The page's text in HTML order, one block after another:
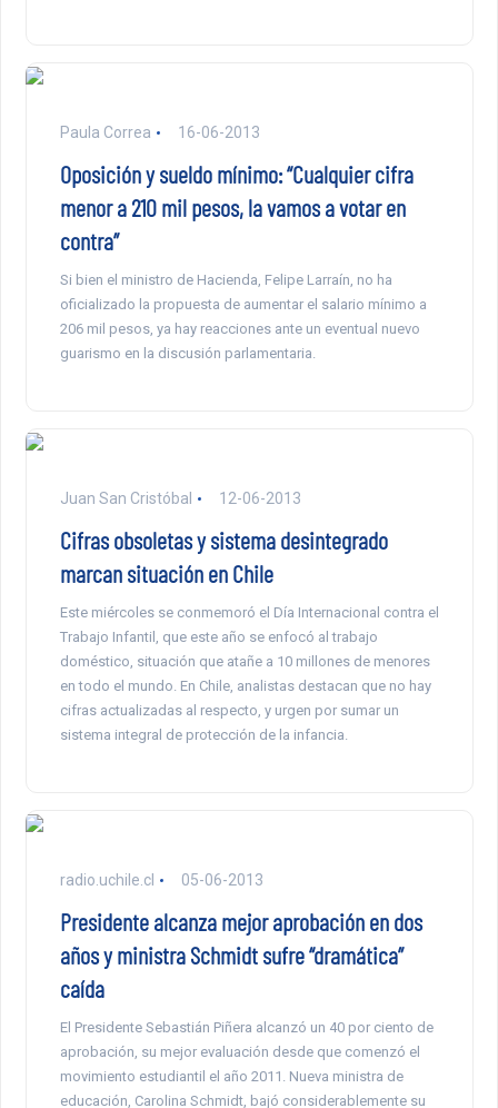
Paula Correa 16-06-2013
Oposición y sueldo mínimo: “Cualquier cifra
menor a 210 mil pesos, la vamos a votar en
contra”
Si bien el ministro de Hacienda, Felipe Larraín, no ha
oficializado la propuesta de aumentar el salario mínimo a
206 mil pesos, ya hay reacciones ante un eventual nuevo
guarismo en la discusión parlamentaria.
Juan San Cristóbal 12-06-2013
Cifras obsoletas y sistema desintegrado
marcan situación en Chile
Este miércoles se conmemoró el Día Internacional contra el
Trabajo Infantil, que este año se enfocó al trabajo
doméstico, situación que atañe a 10 millones de menores
en todo el mundo. En Chile, analistas destacan que no hay
cifras actualizadas al respecto, y urgen por sumar un
sistema integral de protección de la infancia.
radio.uchile.cl 05-06-2013
Presidente alcanza mejor aprobación en dos
años y ministra Schmidt sufre “dramática”
caída
El Presidente Sebastián Piñera alcanzó un 40 por ciento de
aprobación, su mejor evaluación desde que comenzó el
movimiento estudiantil el año 2011. Nueva ministra de
educación, Carolina Schmidt, bajó considerablemente su